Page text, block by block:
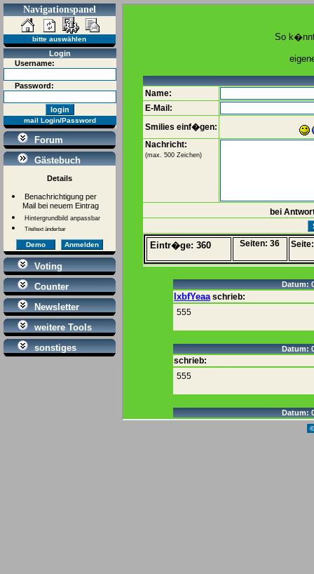
Navigationspanel
bitte auswählen
Login
Username:
Password:
mail Login/Password
Forum
Gästebuch
Details
Benachrichtigung per
Mail bei neuem Eintrag
Hintergrundbild anpassbar
Titeltext änderbar
Demo Anmelden
Voting
Counter
Newsletter
weitere Tools
sonstiges